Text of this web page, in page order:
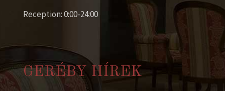
Reception: 0:00-24:00
GERÉBY HÍREK